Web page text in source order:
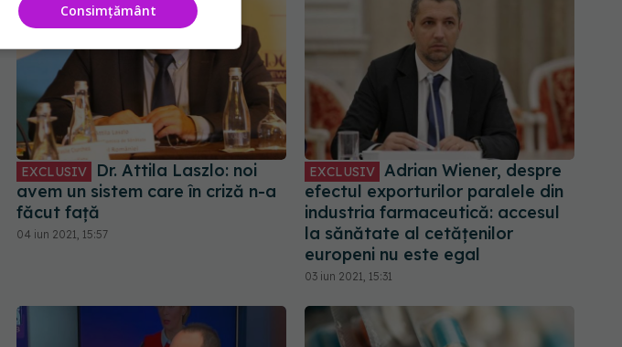
EXCLUSIV
Dr. Attila Laszlo: noi
avem un sistem care în criză n-a
făcut față
04 iun 2021, 15:57
EXCLUSIV Adrian Wiener, despre
efectul exporturilor paralele din
industria farmaceutică: accesul
la sănătate al cetățenilor
europeni nu este egal
03 iun 2021, 15:31
Consimțământ